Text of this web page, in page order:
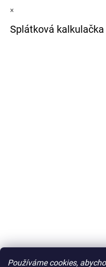
Používáme cookies,
×
Splátková kalkulačka